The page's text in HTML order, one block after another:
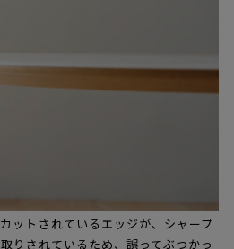
ットされているエッジが、シャープ
りされているため、誤ってぶつかっ